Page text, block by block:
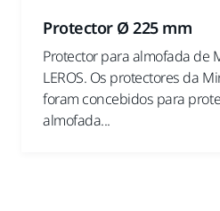
Protector Ø 225 mm
Protector para almofada de
LEROS. Os protectores da
foram concebidos para
almofada...